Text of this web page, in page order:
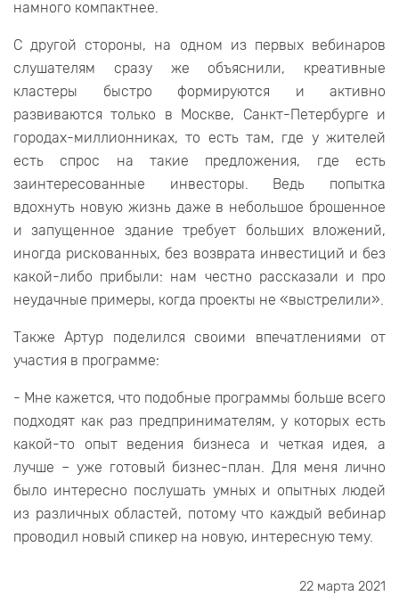
намного компактнее.
С другой стороны, на одном из первых вебинаров
слушателям сразу же объяснили, креативные
кластеры быстро формируются и активно
развиваются только в Москве, Санкт-Петербурге и
городах-миллионниках, то есть там, где у жителей
есть спрос на такие предложения, где есть
заинтересованные инвесторы. Ведь попытка
вдохнуть новую жизнь даже в небольшое брошенное
и запущенное здание требует больших вложений,
иногда рискованных, без возврата инвестиций и без
какой-либо прибыли: нам честно рассказали и про
неудачные примеры, когда проекты не «выстрелили».
Также Артур поделился своими впечатлениями от
участия в программе:
- Мне кажется, что подобные программы больше всего
подходят как раз предпринимателям, у которых есть
какой-то опыт ведения бизнеса и четкая идея, а
лучше – уже готовый бизнес-план. Для меня лично
было интересно послушать умных и опытных людей
из различных областей, потому что каждый вебинар
проводил новый спикер на новую, интересную тему.
22 марта 2021